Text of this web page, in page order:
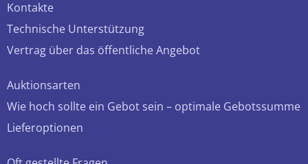
Kontakte
Technische Unterstützung
Vertrag über das öffentliche Angebot
Auktionsarten
Wie hoch sollte ein Gebot sein – optimale Gebotssumme
Lieferoptionen